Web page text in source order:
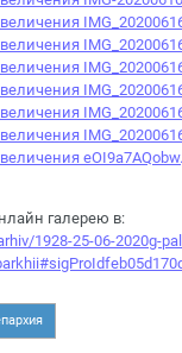
галерею в:
1928-25-06-2020g-